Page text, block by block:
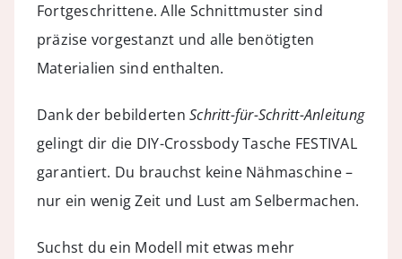
Fortgeschrittene. Alle Schnittmuster sind
präzise vorgestanzt und alle benötigten
Materialien sind enthalten.
Dank der bebildertenSchritt-für-Schritt-Anleitung
gelingt dir die DIY-Crossbody Tasche FESTIVAL
garantiert. Du brauchst keine Nähmaschine –
nur ein wenig Zeit und Lust am Selbermachen.
Suchst du ein Modell mit etwas mehr